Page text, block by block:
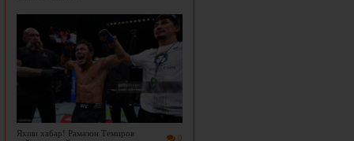
0
Яхши хабар! Рамазон Темиров